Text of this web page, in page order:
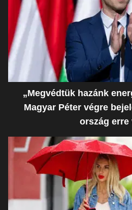
„Megvédtük hazánk
Magyar Péter végre
ország erre